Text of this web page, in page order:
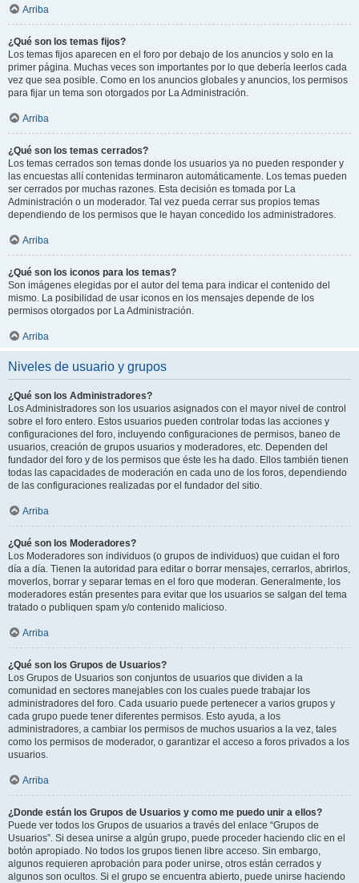
Arriba
¿Qué son los temas fijos?
Los temas fijos aparecen en el foro por debajo de los anuncios y solo en la
primer página. Muchas veces son importantes por lo que debería leerlos cada
vez que sea posible. Como en los anuncios globales y anuncios, los permisos
para fijar un tema son otorgados por La Administración.
Arriba
¿Qué son los temas cerrados?
Los temas cerrados son temas donde los usuarios ya no pueden responder y
las encuestas allí contenidas terminaron automáticamente. Los temas pueden
ser cerrados por muchas razones. Esta decisión es tomada por La
Administración o un moderador. Tal vez pueda cerrar sus propios temas
dependiendo de los permisos que le hayan concedido los administradores.
Arriba
¿Qué son los iconos para los temas?
Son imágenes elegidas por el autor del tema para indicar el contenido del
mismo. La posibilidad de usar iconos en los mensajes depende de los
permisos otorgados por La Administración.
Arriba
Niveles de usuario y grupos
¿Qué son los Administradores?
Los Administradores son los usuarios asignados con el mayor nivel de control
sobre el foro entero. Estos usuarios pueden controlar todas las acciones y
configuraciones del foro, incluyendo configuraciones de permisos, baneo de
usuarios, creación de grupos usuarios y moderadores, etc. Dependen del
fundador del foro y de los permisos que éste les ha dado. Ellos también tienen
todas las capacidades de moderación en cada uno de los foros, dependiendo
de las configuraciones realizadas por el fundador del sitio.
Arriba
¿Qué son los Moderadores?
Los Moderadores son individuos (o grupos de individuos) que cuidan el foro
día a día. Tienen la autoridad para editar o borrar mensajes, cerrarlos, abrirlos,
moverlos, borrar y separar temas en el foro que moderan. Generalmente, los
moderadores están presentes para evitar que los usuarios se salgan del tema
tratado o publiquen spam y/o contenido malicioso.
Arriba
¿Qué son los Grupos de Usuarios?
Los Grupos de Usuarios son conjuntos de usuarios que dividen a la
comunidad en sectores manejables con los cuales puede trabajar los
administradores del foro. Cada usuario puede pertenecer a varios grupos y
cada grupo puede tener diferentes permisos. Esto ayuda, a los
administradores, a cambiar los permisos de muchos usuarios a la vez, tales
como los permisos de moderador, o garantizar el acceso a foros privados a los
usuarios.
Arriba
¿Donde están los Grupos de Usuarios y como me puedo unir a ellos?
Puede ver todos los Grupos de usuarios a través del enlace “Grupos de
Usuarios”. Si desea unirse a algún grupo, puede proceder haciendo clic en el
botón apropiado. No todos los grupos tienen libre acceso. Sin embargo,
algunos requieren aprobación para poder unirse, otros están cerrados y
algunos son ocultos. Si el grupo se encuentra abierto, puede unirse haciendo